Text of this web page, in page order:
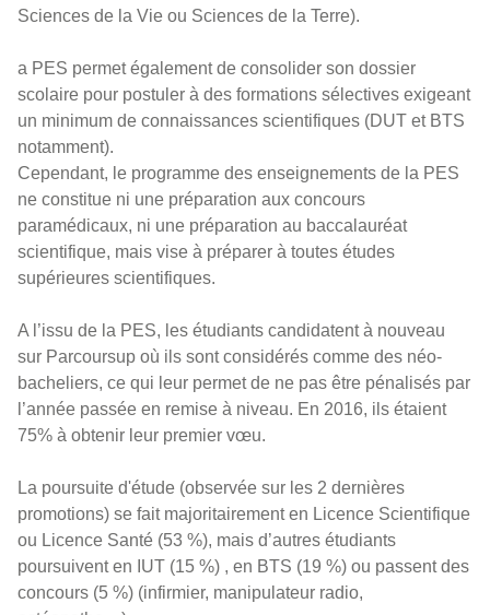
Sciences de la Vie ou Sciences de la Terre).
a PES permet également de consolider son dossier
scolaire pour postuler à des formations sélectives exigeant
un minimum de connaissances scientifiques (DUT et BTS
notamment).
Cependant, le programme des enseignements de la PES
ne constitue ni une préparation aux concours
paramédicaux, ni une préparation au baccalauréat
scientifique, mais vise à préparer à toutes études
supérieures scientifiques.
A l’issu de la PES, les étudiants candidatent à nouveau
sur Parcoursup où ils sont considérés comme des néo-
bacheliers, ce qui leur permet de ne pas être pénalisés par
l’année passée en remise à niveau. En 2016, ils étaient
75% à obtenir leur premier vœu.
La poursuite d'étude (observée sur les 2 dernières
promotions) se fait majoritairement en Licence Scientifique
ou Licence Santé (53 %), mais d’autres étudiants
poursuivent en IUT (15 %) , en BTS (19 %) ou passent des
concours (5 %) (infirmier, manipulateur radio,